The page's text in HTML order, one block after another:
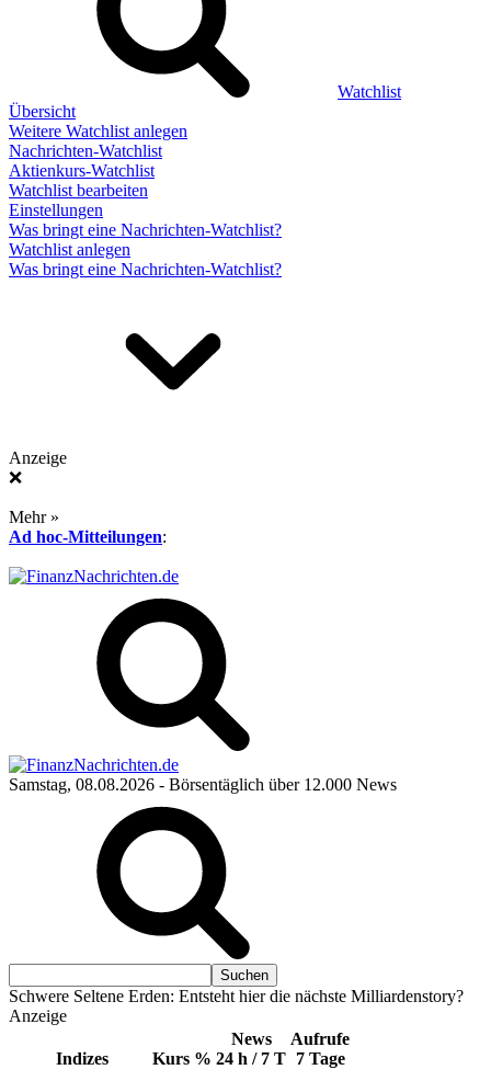
Watchlist
Übersicht
Weitere Watchlist anlegen
Nachrichten-Watchlist
Aktienkurs-Watchlist
Watchlist bearbeiten
Einstellungen
Was bringt eine Nachrichten-Watchlist?
Watchlist anlegen
Was bringt eine Nachrichten-Watchlist?
Anzeige
❌
Mehr »
Ad hoc-Mitteilungen:
Samstag, 08.08.2026 - Börsentäglich über 12.000 News
Schwere Seltene Erden: Entsteht hier die nächste Milliardenstory?
Anzeige
Indizes Kurs %
News
24 h / 7 T
Aufrufe
7 Tage